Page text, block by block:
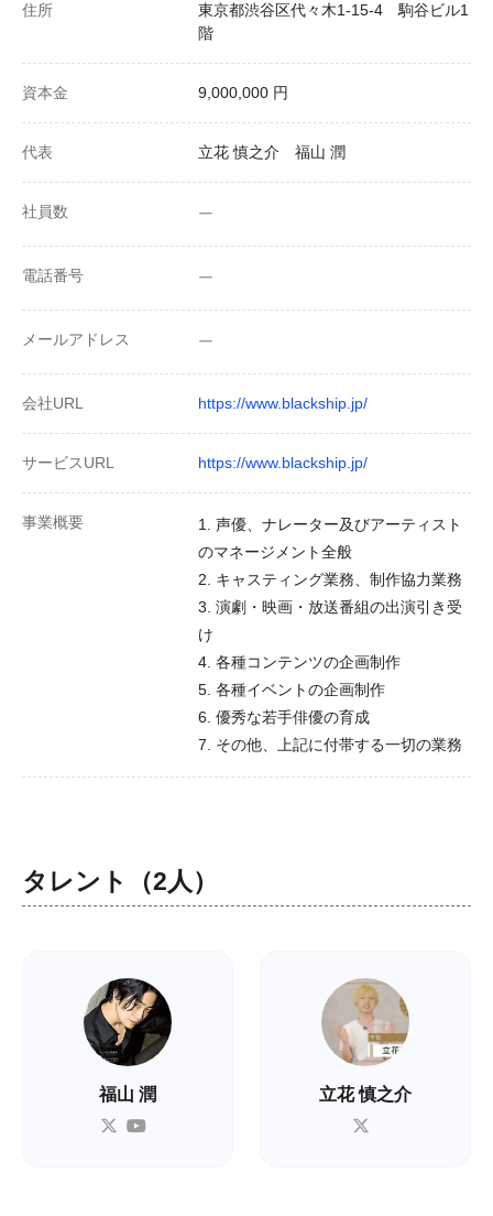
住所
東京都渋谷区代々木1-15-4 駒谷ビル1
階
資本金 9,000,000 円
代表 立花 慎之介 福山 潤
社員数 ー
電話番号 ー
メールアドレス ー
会社URL https://www.blackship.jp/
サービスURL https://www.blackship.jp/
事業概要
1. 声優、ナレーター及びアーティスト
のマネージメント全般
2. キャスティング業務、制作協力業務
3. 演劇・映画・放送番組の出演引き受
け
4. 各種コンテンツの企画制作
5. 各種イベントの企画制作
6. 優秀な若手俳優の育成
7. その他、上記に付帯する一切の業務
タレント（2人）
福山 潤 立花 慎之介